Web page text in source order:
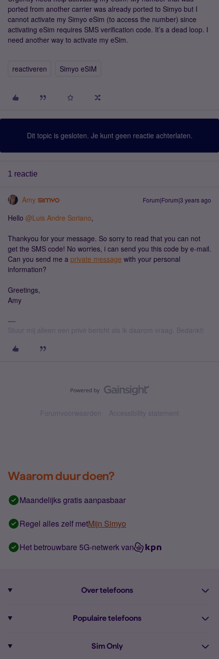
ported from another carrier was already ported to Simyo but I
cannot activate my Simyo eSim (to access the number) since
activating eSim requires SMS verification code. It’s a dead loop. I
need another way to activate my eSim.
reactiveren Simyo eSIM
Dit topic is gesloten. Je kunt geen reactie achterlaten.
1 reactie
Amy Forum|Forum|3 years ago
Hello @Luis Andre Soriano,
Thankyou for your message. So sorry to read that you can not
get the SMS code! No worries, i can send you this code by e-mail.
Can you send me a private message with your personal
information?
Greetings,
Amy
Stuur mij alleen een privé bericht als ik daarom vraag. Bedankt!
Forumvoorwaarden Accessibility statement
Waarom duur doen?
Maandelijks gratis aanpasbaar
Regel alles zelf metMijn Simyo
Het betrouwbare 5G-netwerk van
Over telefoons
Alle telefoons
Populaire telefoons
Sim Only